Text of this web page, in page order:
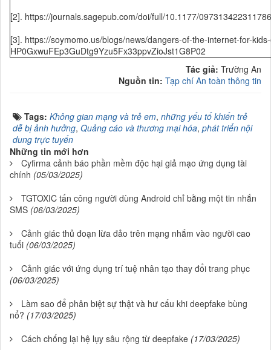
[2]. https://journals.sagepub.com/doi/full/10.1177/
[3]. https://soymomo.us/blogs/news/dangers-of-the-internet-for-
HP0GxwuFEp3GuDtg9Yzu5Fx33ppvZioJst1G8P02
Tác giả: Trường An
Nguồn tin: Tạp chí An toàn thông tin
Tags: Không gian mạng và trẻ em, những yếu tố khiến trẻ
dễ bị ảnh hưởng, Quảng cáo và thương mại hóa, phát triển nội
dung trực tuyến
Những tin mới hơn
Cyfirma cảnh báo phần mềm độc hại giả mạo ứng dụng tài
chính (05/03/2025)
TGTOXIC tấn công người dùng Android chỉ bằng một tin nhắn
SMS (06/03/2025)
Cảnh giác thủ đoạn lừa đảo trên mạng nhắm vào người cao
tuổi (06/03/2025)
Cảnh giác với ứng dụng trí tuệ nhân tạo thay đổi trang phục
(06/03/2025)
Làm sao để phân biệt sự thật và hư cấu khi deepfake bùng
nổ? (17/03/2025)
Cách chống lại hệ lụy sâu rộng từ deepfake (17/03/2025)